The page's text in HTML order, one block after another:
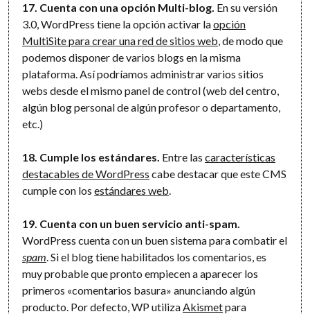
17. Cuenta con una opción Multi-blog. En su versión
3.0, WordPress tiene la opción activar laopción
MultiSite para crear una red de sitios web , de modo que
podemos disponer de varios blogs en la misma
plataforma. Así podríamos administrar varios sitios
webs desde el mismo panel de control (web del centro,
algún blog personal de algún profesor o departamento,
etc.)
18. Cumple los estándares. Entre lascaracterísticas
destacables de WordPress cabe destacar que este CMS
cumple con losestándares web
19. Cuenta con un buen servicio anti-spam.
WordPress cuenta con un buen sistema para combatir el
spam . Si el blog tiene habilitados los comentarios, es
muy probable que pronto empiecen a aparecer los
primeros «comentarios basura» anunciando algún
producto. Por defecto, WP utiliza Akismetpara